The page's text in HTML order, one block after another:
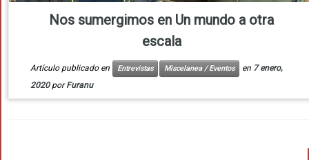
Nos sumergimos en Un mundo a otra
escala
Artículo publicado en Entrevistas Miscelanea / Eventos en 7 enero,
2020 porFuranu